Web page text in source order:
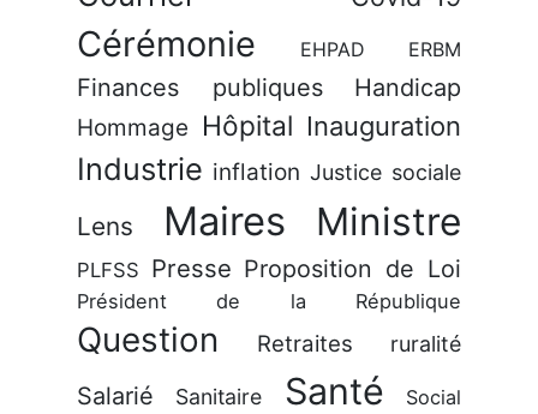
Cérémonie EHPAD ERBM
Finances publiques Handicap
Hommage Hôpital Inauguration
Industrie inflation Justice sociale
Lens Maires Ministre
PLFSS Presse Proposition de Loi
Président de la République
Question Retraites ruralité
Salarié Sanitaire Santé Social